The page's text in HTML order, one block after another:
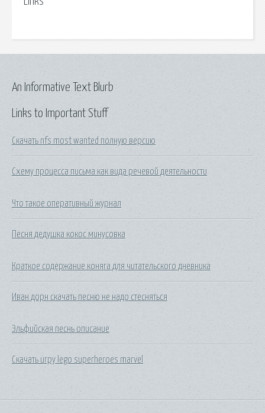
Links to Important Stuff
Скачать nfs most wanted полную версию
Схему процесса письма как вида речевой деятельности
Что такое оперативный журнал
Песня дедушка кокос минусовка
Краткое содержание коняга для читательского дневника
Иван дорн скачать песню не надо стесняться
Эльфийская песнь описание
Скачать игру lego superheroes marvel
An Informative Text Blurb